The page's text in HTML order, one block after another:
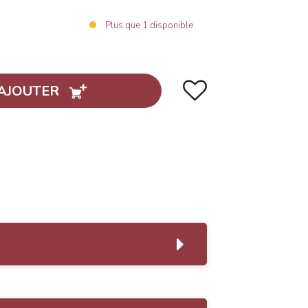
Plus que 1 disponible